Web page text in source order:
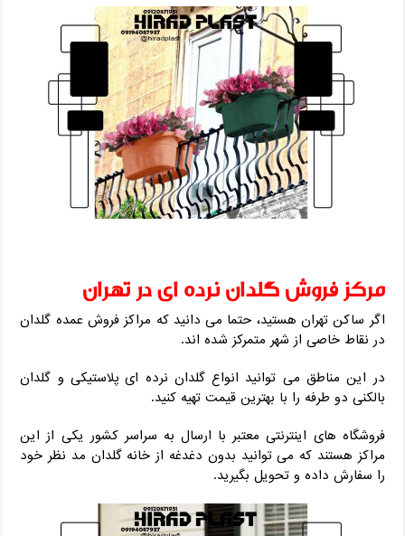
مرکز فروش گلدان نرده ‌ای در تهران
اگر ساکن تهران هستید، حتما می ‌دانید که مراکز فروش عمده گلدان
در نقاط خاصی از شهر متمرکز شده ‌اند.
در این مناطق می ‌توانید انواع گلدان نرده ‌ای پلاستیکی و گلدان
بالکنی دو طرفه را با بهترین قیمت تهیه کنید.
فروشگاه‌ های اینترنتی معتبر با ارسال به سراسر کشور یکی از این
مراکز هستند که می توانید بدون دغدغه از خانه گلدان مد نظر خود
را سفارش داده و تحویل بگیرید.